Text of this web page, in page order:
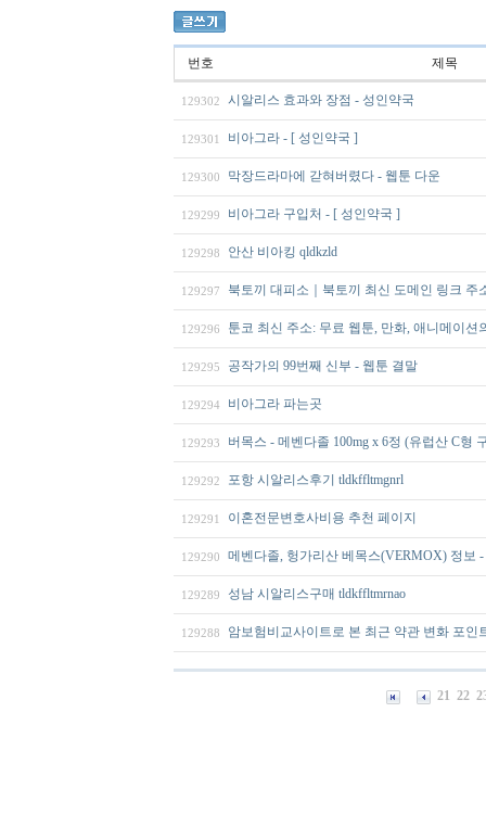
번호 제목
129302 시알리스 효과와 장점 - 성인약국
129301 비아그라 - [ 성인약국 ]
129300 막장드라마에 갇혀버렸다 - 웹툰 다운
129299 비아그라 구입처 - [ 성인약국 ]
129298 안산 비아킹 qldkzld
129297 북토끼 대피소｜북토끼 최신 도메인 링크 주
129296 툰코 최신 주소: 무료 웹툰, 만화, 애니메이션
129295 공작가의 99번째 신부 - 웹툰 결말
129294 비아그라 파는곳
129293 버목스 - 메벤다졸 100mg x 6정 (유럽산 C형
129292 포항 시알리스후기 tldkffltmgnrl
129291 이혼전문변호사비용 추천 페이지
129290 메벤다졸, 헝가리산 베목스(VERMOX) 정보
129289 성남 시알리스구매 tldkffltmrnao
129288 암보험비교사이트로 본 최근 약관 변화 포인
21 22